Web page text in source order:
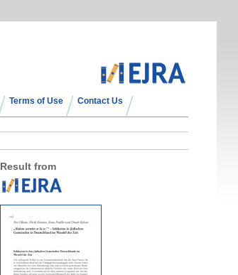
Terms of Use Contact Us
Result from